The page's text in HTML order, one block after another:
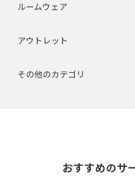
ルームウェア
アウトレット
その他のカテゴリ
おすすめのサ